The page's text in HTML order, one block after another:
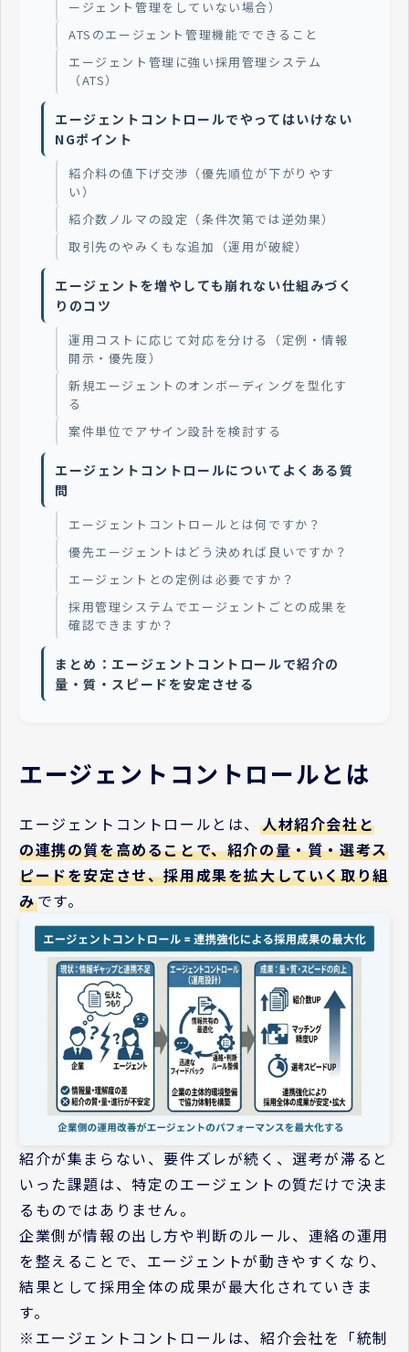
ージェント管理をしていない場合）
ATSのエージェント管理機能でできること
エージェント管理に強い採用管理システム
（ATS）
エージェントコントロールでやってはいけない
NGポイント
紹介料の値下げ交渉（優先順位が下がりやす
い）
紹介数ノルマの設定（条件次第では逆効果）
取引先のやみくもな追加（運用が破綻）
エージェントを増やしても崩れない仕組みづく
りのコツ
運用コストに応じて対応を分ける（定例・情報
開示・優先度）
新規エージェントのオンボーディングを型化す
る
案件単位でアサイン設計を検討する
エージェントコントロールについてよくある質
問
エージェントコントロールとは何ですか？
優先エージェントはどう決めれば良いですか？
エージェントとの定例は必要ですか？
採用管理システムでエージェントごとの成果を
確認できますか？
まとめ：エージェントコントロールで紹介の
量・質・スピードを安定させる
エージェントコントロールとは
エージェントコントロールとは、 人材紹介会社と
の連携の質を高めることで、紹介の量・質・選考ス
ピードを安定させ、採用成果を拡大していく取り組
みです。
紹介が集まらない、要件ズレが続く、選考が滞ると
いった課題は、特定のエージェントの質だけで決ま
るものではありません。
企業側が情報の出し方や判断のルール、連絡の運用
を整えることで、エージェントが動きやすくなり、
結果として採用全体の成果が最大化されていきま
す。
※エージェントコントロールは、紹介会社を「統制